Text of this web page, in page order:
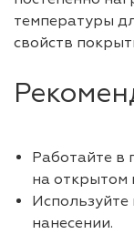
температуры
свойств
Работайте в
на открытом
нанесении.